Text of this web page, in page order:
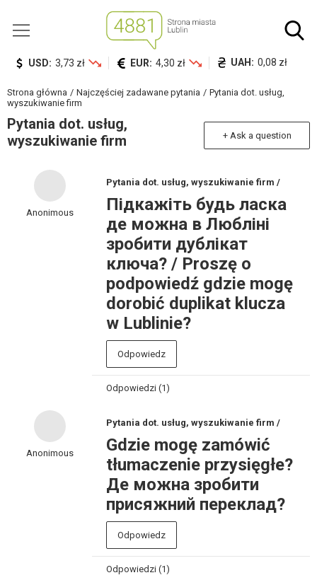
USD: 3,73 zł EUR: 4,30 zł UAH: 0,08 zł
Strona główna Najczęściej zadawane pytania
Pytania dot. usług,
wyszukiwanie firm
Pytania dot. usług,
wyszukiwanie firm
+ Ask a question
Anonimous
Pytania dot. usług, wyszukiwanie firm /
Підкажіть будь ласка
де можна в Любліні
зробити дублікат
ключа? / Proszę o
podpowiedź gdzie mogę
dorobić duplikat klucza
w Lublinie?
Odpowiedz
Odpowiedzi (1)
Anonimous
Pytania dot. usług, wyszukiwanie firm /
Gdzie mogę zamówić
tłumaczenie przysięgłe?
Де можна зробити
присяжний переклад?
Odpowiedz
Odpowiedzi (1)